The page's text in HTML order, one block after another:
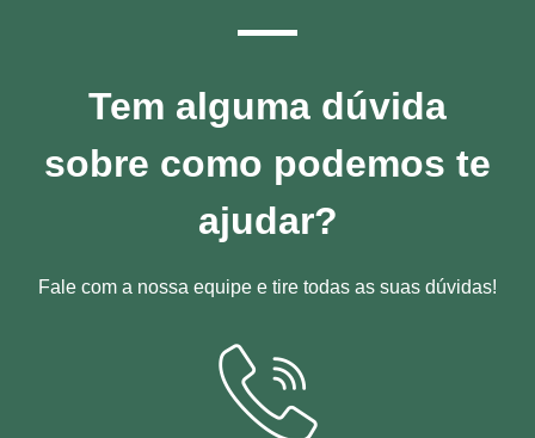
Tem alguma dúvida
sobre como podemos te
ajudar?
Fale com a nossa equipe e tire todas as suas dúvidas!